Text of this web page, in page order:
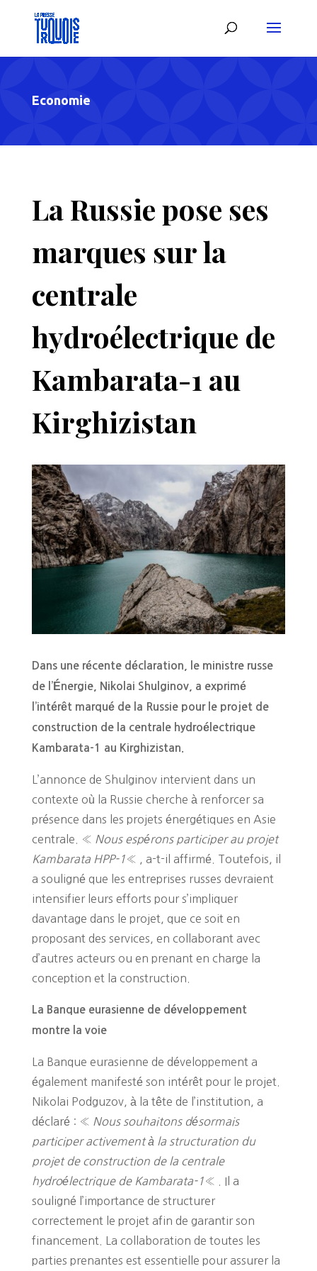
Economie
La Russie pose ses
marques sur la
centrale
hydroélectrique de
Kambarata-1 au
Kirghizistan
Dans une récente déclaration, le ministre russe
de l’Énergie, Nikolai Shulginov, a exprimé
l’intérêt marqué de la Russie pour le projet de
construction de la centrale hydroélectrique
Kambarata-1 au Kirghizistan.
L’annonce de Shulginov intervient dans un
contexte où la Russie cherche à renforcer sa
présence dans les projets énergétiques en Asie
centrale. « Nous espérons participer au projet
Kambarata HPP-1« , a-t-il affirmé. Toutefois, il
a souligné que les entreprises russes devraient
intensifier leurs efforts pour s’impliquer
davantage dans le projet, que ce soit en
proposant des services, en collaborant avec
d’autres acteurs ou en prenant en charge la
conception et la construction.
La Banque eurasienne de développement
montre la voie
La Banque eurasienne de développement a
également manifesté son intérêt pour le projet.
Nikolai Podguzov, à la tête de l’institution, a
déclaré : « Nous souhaitons désormais
participer activement à la structuration du
projet de construction de la centrale
hydroélectrique de Kambarata-1« . Il a
souligné l’importance de structurer
correctement le projet afin de garantir son
financement. La collaboration de toutes les
parties prenantes est essentielle pour assurer la